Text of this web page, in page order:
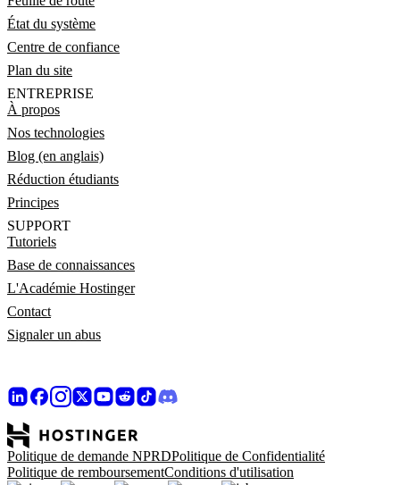
État du système
Centre de confiance
Plan du site
ENTREPRISE
À propos
Nos technologies
Blog (en anglais)
Réduction étudiants
Principes
SUPPORT
Tutoriels
Base de connaissances
L'Académie Hostinger
Contact
Signaler un abus
Politique de demande NPRDPolitique de Confidentialité
Politique de remboursementConditions d'utilisation